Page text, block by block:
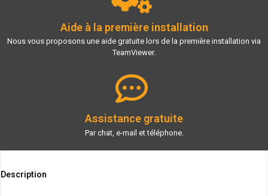
Aide à la première installation
Nous vous proposons une aide gratuite lors de la première installation via
TeamViewer.
Assistance gratuite
Par chat, e-mail et téléphone.
Description